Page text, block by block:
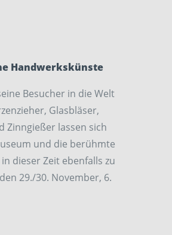
Handwerkskünste
Besucher in die Welt
Glasbläser,
Zinngießer lassen sich
und die berühmte
dieser Zeit ebenfalls zu
29./30. November, 6.